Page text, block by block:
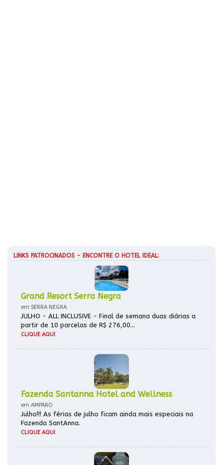
LINKS PATROCINADOS - ENCONTRE O HOTEL IDEAL:
Grand Resort Serra Negra
em SERRA NEGRA
JULHO - ALL INCLUSIVE - Final de semana duas diárias a
partir de 10 parcelas de R$ 276,00...
CLIQUE AQUI
Fazenda Santanna Hotel and Wellness
em AMPARO
Julho!!! As férias de julho ficam ainda mais especiais na
Fazenda SantAnna.
CLIQUE AQUI